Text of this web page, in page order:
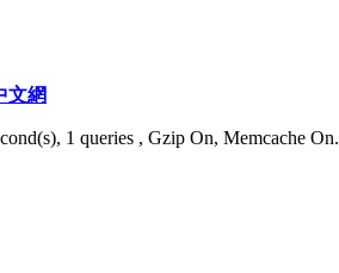
文網
1 queries , Gzip On, Memcache On.